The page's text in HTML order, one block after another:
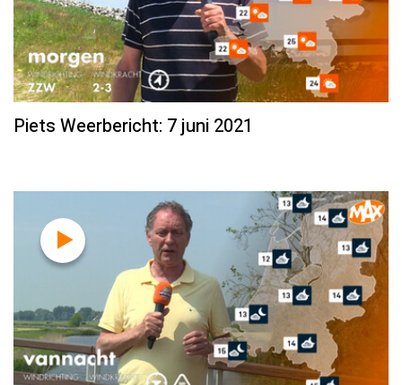
Piets Weerbericht: 7 juni 2021